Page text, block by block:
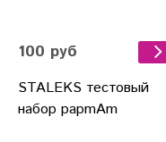
100 руб
STALEKS тестовый
набор papmAm